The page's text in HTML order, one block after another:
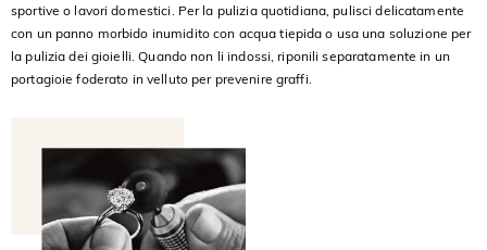
sportive o lavori domestici. Per la pulizia quotidiana, pulisci delicatamente
con un panno morbido inumidito con acqua tiepida o usa una soluzione per
la pulizia dei gioielli. Quando non li indossi, riponili separatamente in un
portagioie foderato in velluto per prevenire graffi.